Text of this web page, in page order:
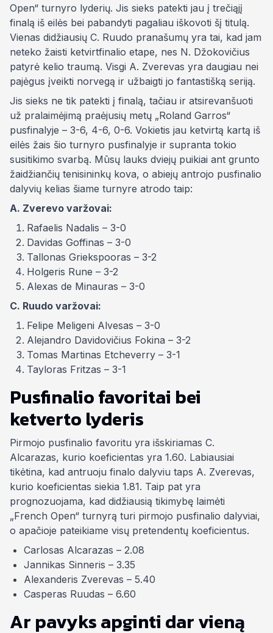
Open“ turnyro lyderių. Jis sieks patekti jau į trečiąjį
finalą iš eilės bei pabandyti pagaliau iškovoti šį titulą.
Vienas didžiausių C. Ruudo pranašumų yra tai, kad jam
neteko žaisti ketvirtfinalio etape, nes N. Džokovičius
patyrė kelio traumą. Visgi A. Zverevas yra daugiau nei
pajėgus įveikti norvegą ir užbaigti jo fantastišką seriją.
Jis sieks ne tik patekti į finalą, tačiau ir atsirevanšuoti
už pralaimėjimą praėjusių metų „Roland Garros“
pusfinalyje – 3-6, 4-6, 0-6. Vokietis jau ketvirtą kartą iš
eilės žais šio turnyro pusfinalyje ir supranta tokio
susitikimo svarbą. Mūsų lauks dviejų puikiai ant grunto
žaidžiančių tenisininkų kova, o abiejų antrojo pusfinalio
dalyvių kelias šiame turnyre atrodo taip:
A. Zverevo varžovai:
Rafaelis Nadalis – 3-0
Davidas Goffinas – 3-0
Tallonas Griekspooras – 3-2
Holgeris Rune – 3-2
Alexas de Minauras – 3-0
C. Ruudo varžovai:
Felipe Meligeni Alvesas – 3-0
Alejandro Davidovičius Fokina – 3-2
Tomas Martinas Etcheverry – 3-1
Tayloras Fritzas – 3-1
Pusfinalio favoritai bei
ketverto lyderis
Pirmojo pusfinalio favoritu yra išskiriamas C.
Alcarazas, kurio koeficientas yra 1.60. Labiausiai
tikėtina, kad antruoju finalo dalyviu taps A. Zverevas,
kurio koeficientas siekia 1.81. Taip pat yra
prognozuojama, kad didžiausią tikimybę laimėti
„French Open“ turnyrą turi pirmojo pusfinalio dalyviai,
o apačioje pateikiame visų pretendentų koeficientus.
Carlosas Alcarazas – 2.08
Jannikas Sinneris – 3.35
Alexanderis Zverevas – 5.40
Casperas Ruudas – 6.60
Ar pavyks apginti dar vieną